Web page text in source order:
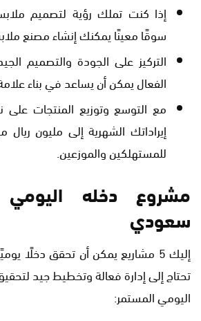
إذا كنت تملك رؤية لتصميم
سوقًا معينًا يمكنك إنشاء مصنع
التركيز على الجودة والتصميم
الفعال يمكن أن يساعد في بناء
مع التوسع وتوزيع المنتجات
إيراداتك الشهرية إلى مليون
للمستهلكين والموزعين.
سعودي
تحتاج إلى إدارة فعالة وتخطيط جيد
اليومي المستمر: